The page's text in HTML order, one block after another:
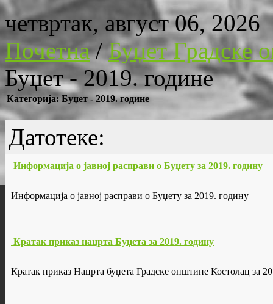
четвртак, август 06, 2026
Почетна/Буџет Градске
Буџет - 2019. године
Категорија: Буџет - 2019. године
Датотеке:
Информација о јавној расправи о Буџету за 2019. годину
Информација о јавној расправи о Буџету за 2019. годину
Кратак приказ нацрта Буџета за 2019. годину
Кратак приказ Нацрта буџета Градске општине Костолац за